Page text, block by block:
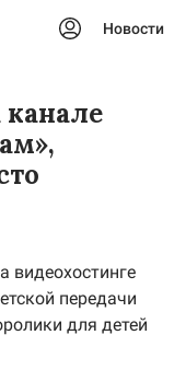
Новости
видеохостинге
передачи
для детей